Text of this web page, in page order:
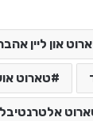
און ליין
טארוט